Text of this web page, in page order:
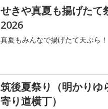
せきや真夏も揚げたて
2026
真夏もみんなで揚げたて天ぷら！
筑後夏祭り（明かりゆ
寄り道横丁）